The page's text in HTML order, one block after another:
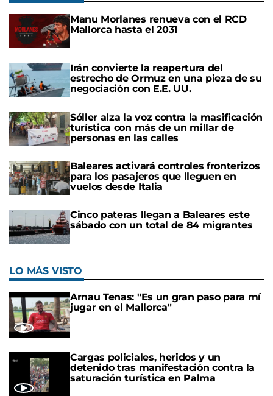
Manu Morlanes renueva con el RCD
Mallorca hasta el 2031
Irán convierte la reapertura del
estrecho de Ormuz en una pieza de su
negociación con E.E. UU.
Sóller alza la voz contra la masificación
turística con más de un millar de
personas en las calles
Baleares activará controles fronterizos
para los pasajeros que lleguen en
vuelos desde Italia
Cinco pateras llegan a Baleares este
sábado con un total de 84 migrantes
LO MÁS VISTO
Arnau Tenas: "Es un gran paso para mí
jugar en el Mallorca"
Cargas policiales, heridos y un
detenido tras manifestación contra la
saturación turística en Palma